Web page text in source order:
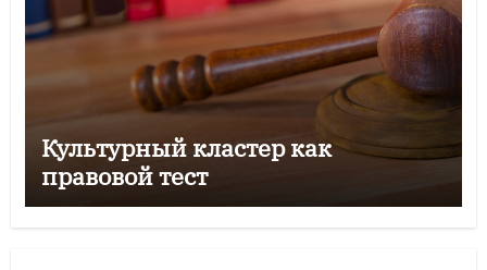
Культурный кластер как
правовой тест